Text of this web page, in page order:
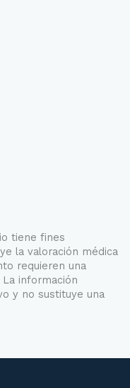
tiene fines
la valoración médica
requieren una
información
y no sustituye una